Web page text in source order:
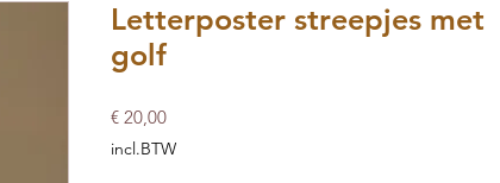
Letterposter streepjes met
golf
€ 20,00Prijs
incl.BTW